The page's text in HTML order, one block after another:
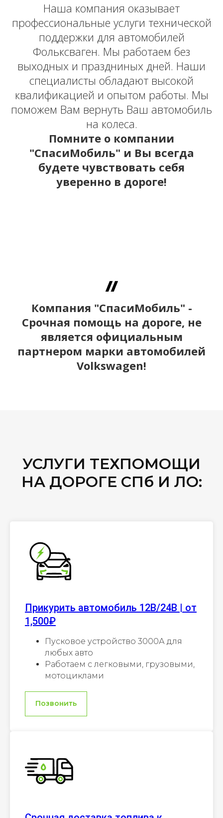
Наша компания оказывает
профессиональные услуги технической
поддержки для автомобилей
Фольксваген. Мы работаем без
выходных и праздниных дней. Наши
специалисты обладают высокой
квалификацией и опытом работы. Мы
поможем Вам вернуть Ваш автомобиль
на колеса.
Помните о компании
"СпасиМобиль" и Вы всегда
будете чувствовать себя
уверенно в дороге!
Компания "СпасиМобиль" -
Срочная помощь на дороге, не
является официальным
партнером марки автомобилей
Volkswagen!
УСЛУГИ ТЕХПОМОЩИ
НА ДОРОГЕ СПб И ЛО:
Прикурить автомобиль 12В/24В | от
1,500₽
Пусковое устройство 3000А для
любых авто
Работаем с легковыми, грузовыми,
мотоциклами
Позвонить